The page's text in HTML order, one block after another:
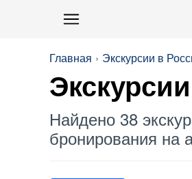
Главная Экскурсии в
Найдено 38
бронирования на